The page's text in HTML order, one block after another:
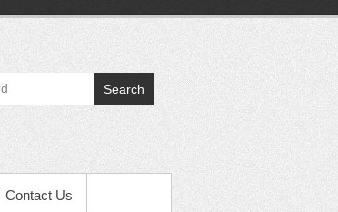
Search
Contact Us